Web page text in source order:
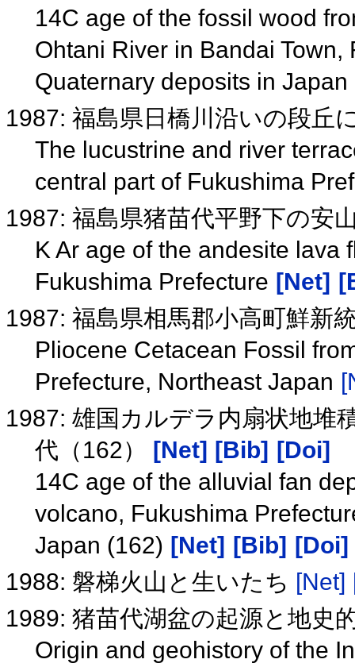
14C age of the fossil wood
Ohtani River in Bandai
Quaternary deposits in
1987: 福島県日橋川沿いの段丘
The lucustrine and river
central part of Fukushima
1987: 福島県猪苗代平野下の安
K Ar age of the andesite lava
Fukushima Prefecture [Net]
1987: 福島県相馬郡小高町鮮新
Pliocene Cetacean Fossil
Prefecture, Northeast Japan
1987: 雄国カルデラ内扇状地堆
代（162） [Net] [Bib] [Doi]
14C age of the alluvial fan
volcano, Fukushima
Japan (162) [Net] [Bib] [Doi]
1988: 磐梯火山と生いたち [Net]
1989: 猪苗代湖盆の起源と地史
Origin and geohistory of the